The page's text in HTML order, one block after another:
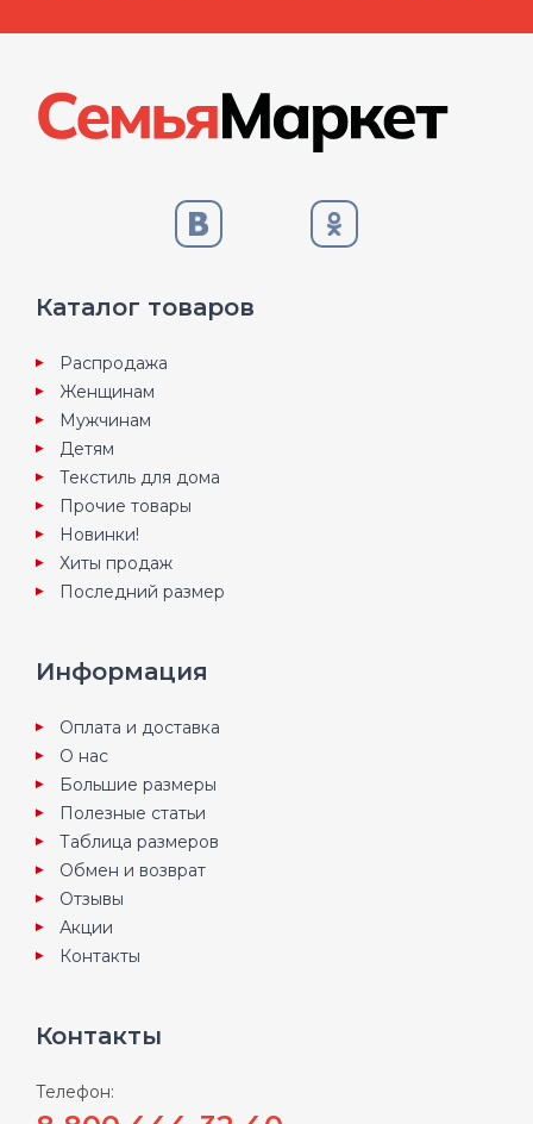
Каталог товаров
Распродажа
Женщинам
Мужчинам
Детям
Текстиль для дома
Прочие товары
Новинки!
Хиты продаж
Последний размер
Информация
Оплата и доставка
О нас
Большие размеры
Полезные статьи
Таблица размеров
Обмен и возврат
Отзывы
Акции
Контакты
Контакты
Телефон: